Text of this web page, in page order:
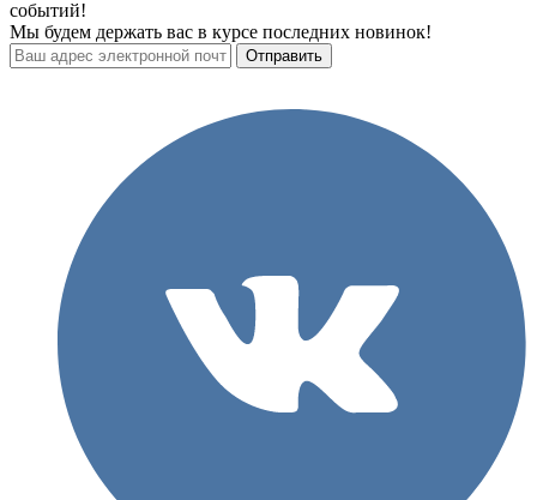
событий!
Мы будем держать вас в курсе последних новинок!